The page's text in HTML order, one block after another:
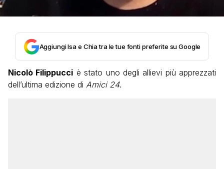
Aggiungi Isa e Chia tra le tue fonti preferite su Google
Nicolò Filippucci è stato uno degli allievi più apprezzati
dell’ultima edizione di Amici 24.